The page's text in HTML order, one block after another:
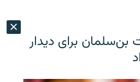
بن‌سلمان برای دیدار